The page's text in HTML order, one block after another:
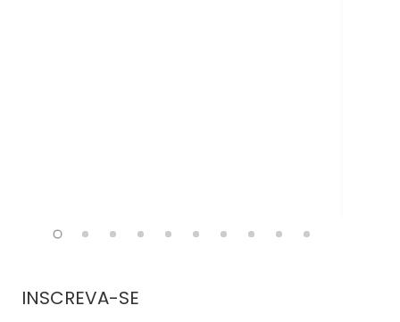
INSCREVA-SE